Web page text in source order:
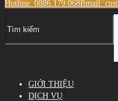
Hotline: 0886.179.068Email:
GIỚI THIỆU
DỊCH VỤ